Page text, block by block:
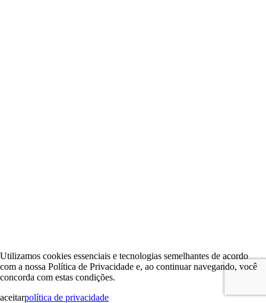
Utilizamos cookies essenciais e tecnologias semelhantes de acordo
com a nossa Política de Privacidade e, ao continuar navegando, você
concorda com estas condições.
aceitarpolítica de privacidade